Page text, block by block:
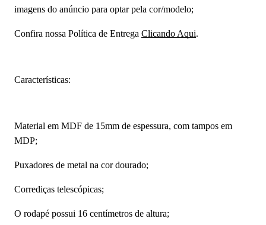
imagens do anúncio para optar pela cor/modelo;
Confira nossa Política de Entrega Clicando Aqui.
Características:
Material em MDF de 15mm de espessura, com tampos em
MDP;
Puxadores de metal na cor dourado;
Corrediças telescópicas;
O rodapé possui 16 centímetros de altura;